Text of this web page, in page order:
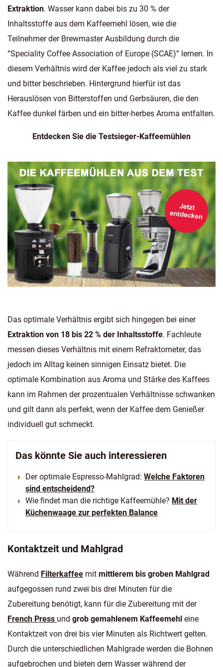
Extraktion. Wasser kann dabei bis zu 30 % der
Inhaltsstoffe aus dem Kaffeemehl lösen, wie die
Teilnehmer der Brewmaster Ausbildung durch die
“Speciality Coffee Association of Europe (SCAE)” lernen. In
diesem Verhältnis wird der Kaffee jedoch als viel zu stark
und bitter beschrieben. Hintergrund hierfür ist das
Herauslösen von Bitterstoffen und Gerbsäuren, die den
Kaffee dunkel färben und ein bitter-herbes Aroma entfalten.
Entdecken Sie die Testsieger-Kaffeemühlen
Das optimale Verhältnis ergibt sich hingegen bei einer
Extraktion von 18 bis 22 % der Inhaltsstoffe. Fachleute
messen dieses Verhältnis mit einem Refraktometer, das
jedoch im Alltag keinen sinnigen Einsatz bietet. Die
optimale Kombination aus Aroma und Stärke des Kaffees
kann im Rahmen der prozentualen Verhältnisse schwanken
und gilt dann als perfekt, wenn der Kaffee dem Genießer
individuell gut schmeckt.
Das könnte Sie auch interessieren
Der optimale Espresso-Mahlgrad: Welche Faktoren
sind entscheidend?
Wie findet man die richtige Kaffeemühle? Mit der
Küchenwaage zur perfekten Balance
Kontaktzeit und Mahlgrad
Während Filterkaffee mit mittlerem bis groben Mahlgrad
aufgegossen rund zwei bis drei Minuten für die
Zubereitung benötigt, kann für die Zubereitung mit der
French Press und grob gemahlenem Kaffeemehl eine
Kontaktzeit von drei bis vier Minuten als Richtwert gelten.
Durch die unterschiedlichen Mahlgrade werden die Bohnen
aufgebrochen und bieten dem Wasser während der